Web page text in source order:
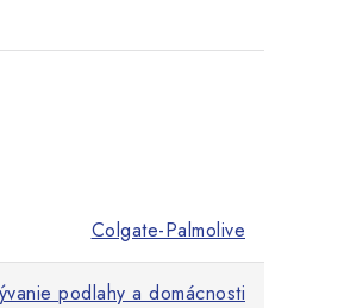
Colgate-Palmolive
podlahy a domácnosti